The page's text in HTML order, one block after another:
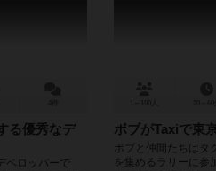
る優秀なデ
ベロッパーで
ボブがTaxiで東
ボブと仲間たちはタ
を集めるラリーに参